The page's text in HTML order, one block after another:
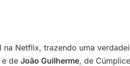
na Netflix, trazendo uma
e de João Guilherme, de